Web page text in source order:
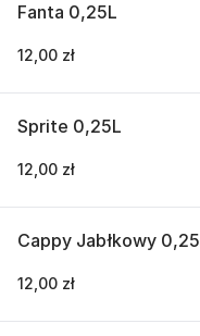
Fanta 0,25L
12,00 zł
Sprite 0,25L
12,00 zł
Cappy Jabłkowy
12,00 zł